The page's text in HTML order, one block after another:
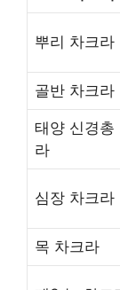
뿌리 차크라
골반 차크라
태양 신경총
라
심장 차크라
목 차크라